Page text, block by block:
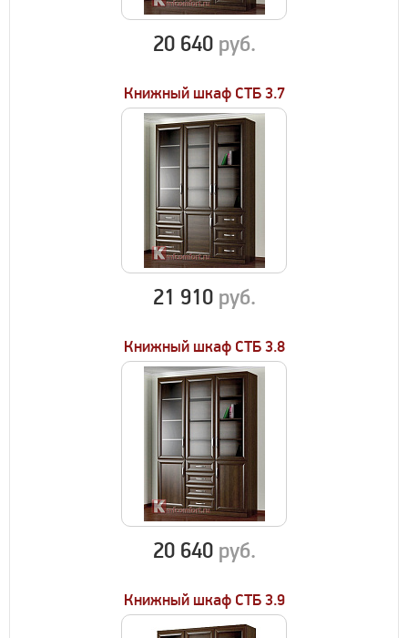
20 640 руб.
Книжный шкаф СТБ 3.7
21 910 руб.
Книжный шкаф СТБ 3.8
20 640 руб.
Книжный шкаф СТБ 3.9